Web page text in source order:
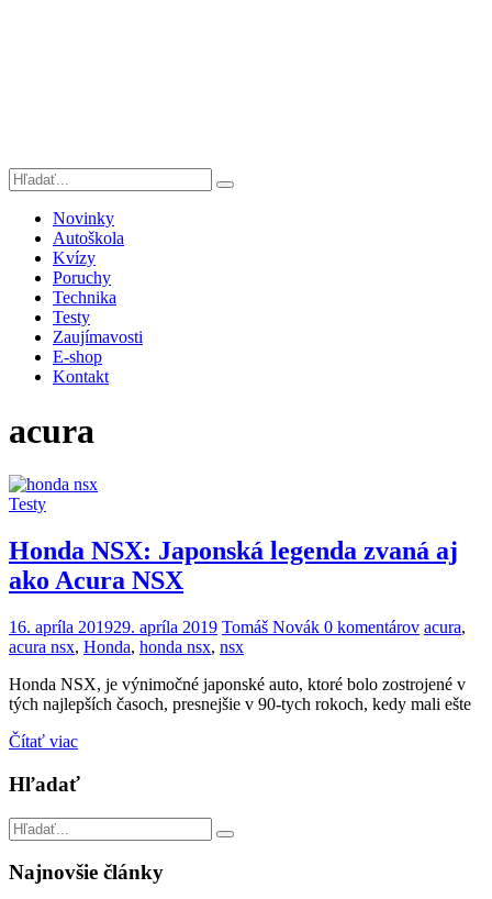
Novinky
Autoškola
Kvízy
Poruchy
Technika
Testy
Zaujímavosti
E-shop
Kontakt
acura
Testy
Honda NSX: Japonská legenda zvaná aj
ako Acura NSX
16. apríla 201929. apríla 2019 Tomáš Novák 0 komentárov acura,
acura nsx, Honda, honda nsx, nsx
Honda NSX, je výnimočné japonské auto, ktoré bolo zostrojené v
tých najlepších časoch, presnejšie v 90-tych rokoch, kedy mali ešte
Čítať viac
Hľadať
Najnovšie články